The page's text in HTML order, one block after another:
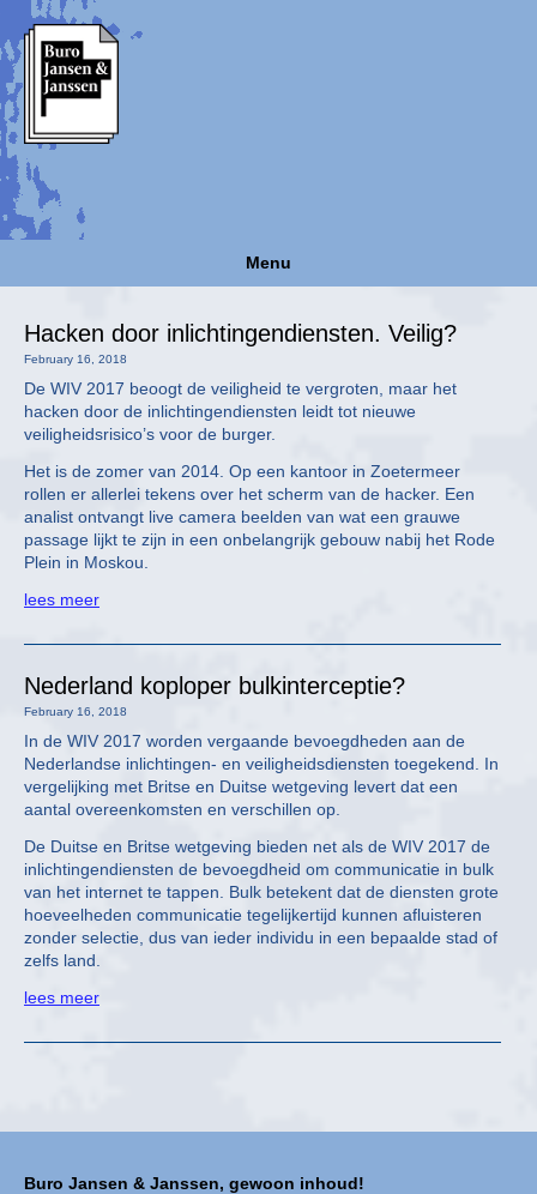
Menu
Buro Jansen & Janssen, gewoon inhoud!
Hacken door inlichtingendiensten. Veilig?
February 16, 2018
De WIV 2017 beoogt de veiligheid te vergroten, maar het
hacken door de inlichtingendiensten leidt tot nieuwe
veiligheidsrisico’s voor de burger.
Het is de zomer van 2014. Op een kantoor in Zoetermeer
rollen er allerlei tekens over het scherm van de hacker. Een
analist ontvangt live camera beelden van wat een grauwe
passage lijkt te zijn in een onbelangrijk gebouw nabij het Rode
Plein in Moskou.
lees meer
Nederland koploper bulkinterceptie?
February 16, 2018
In de WIV 2017 worden vergaande bevoegdheden aan de
Nederlandse inlichtingen- en veiligheidsdiensten toegekend. In
vergelijking met Britse en Duitse wetgeving levert dat een
aantal overeenkomsten en verschillen op.
De Duitse en Britse wetgeving bieden net als de WIV 2017 de
inlichtingendiensten de bevoegdheid om communicatie in bulk
van het internet te tappen. Bulk betekent dat de diensten grote
hoeveelheden communicatie tegelijkertijd kunnen afluisteren
zonder selectie, dus van ieder individu in een bepaalde stad of
zelfs land.
lees meer